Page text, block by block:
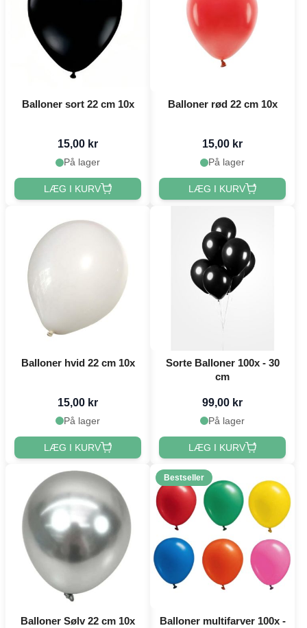
Balloner sort 22 cm 10x
15,00 kr
På lager
LÆG I KURV
Balloner rød 22 cm 10x
15,00 kr
På lager
LÆG I KURV
Balloner hvid 22 cm 10x
15,00 kr
På lager
LÆG I KURV
Sorte Balloner 100x - 30
cm
99,00 kr
På lager
LÆG I KURV
Balloner Sølv 22 cm 10x
Bestseller
Balloner multifarver 100x -